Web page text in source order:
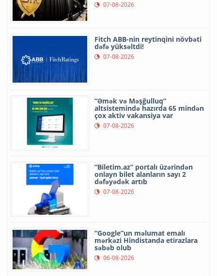
07-08-2026
Fitch ABB-nin reytinqini növbəti
dəfə yüksəltdi!
07-08-2026
“Əmək və Məşğulluq”
altsistemində hazırda 65 mindən
çox aktiv vakansiya var
07-08-2026
“Biletim.az” portalı üzərindən
onlayn bilet alanların sayı 2
dəfəyədək artıb
07-08-2026
“Google”un məlumat emalı
mərkəzi Hindistanda etirazlara
səbəb olub
06-08-2026